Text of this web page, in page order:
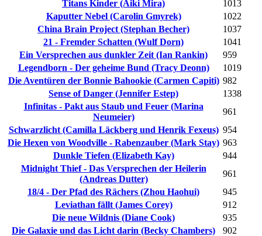
Titans Kinder (Aiki Mira)
1013
Kaputter Nebel (Carolin Gmyrek)
1022
China Brain Project (Stephan Becher)
1037
21 - Fremder Schatten (Wulf Dorn)
1041
Ein Versprechen aus dunkler Zeit (Ian Rankin)
959
Legendborn - Der geheime Bund (Tracy Deonn)
1019
Die Aventüren der Bonnie Bahookie (Carmen Capiti) 982
Sense of Danger (Jennifer Estep)
1338
Infinitas - Pakt aus Staub und Feuer (Marina
Neumeier)
961
Schwarzlicht (Camilla Läckberg und Henrik Fexeus) 954
Die Hexen von Woodville - Rabenzauber (Mark Stay) 963
Dunkle Tiefen (Elizabeth Kay)
944
Midnight Thief - Das Versprechen der Heilerin
(Andreas Dutter)
961
18/4 - Der Pfad des Rächers (Zhou Haohui)
945
Leviathan fällt (James Corey)
912
Die neue Wildnis (Diane Cook)
935
Die Galaxie und das Licht darin (Becky Chambers)
902